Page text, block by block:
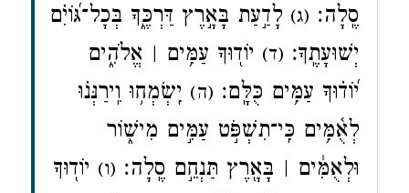
סֶֽלָה׃ (ג) לָדַ֣עַת בָּאָ֣רֶץ דַּרְכֶּ֑ךָ בְּכָל־גּ֝וֹיִ֗ם
יְשׁוּעָתֶֽךָ׃ (ד) יוֹד֖וּךָ עַמִּ֥ים ׀ אֱלֹהִ֑ים
י֝וֹד֗וּךָ עַמִּ֥ים כֻּלָּֽם׃ (ה) יִֽשְׂמְח֥וּ וִֽירַנְּנ֗וּ
לְאֻ֫מִּ֥ים כִּֽי־תִשְׁפֹּ֣ט עַמִּ֣ים מִישׁ֑וֹר
וּלְאֻמִּ֓ים ׀ בָּאָ֖רֶץ תַּנְחֵ֣ם סֶֽלָה׃ (ו) יוֹד֖וּךָ